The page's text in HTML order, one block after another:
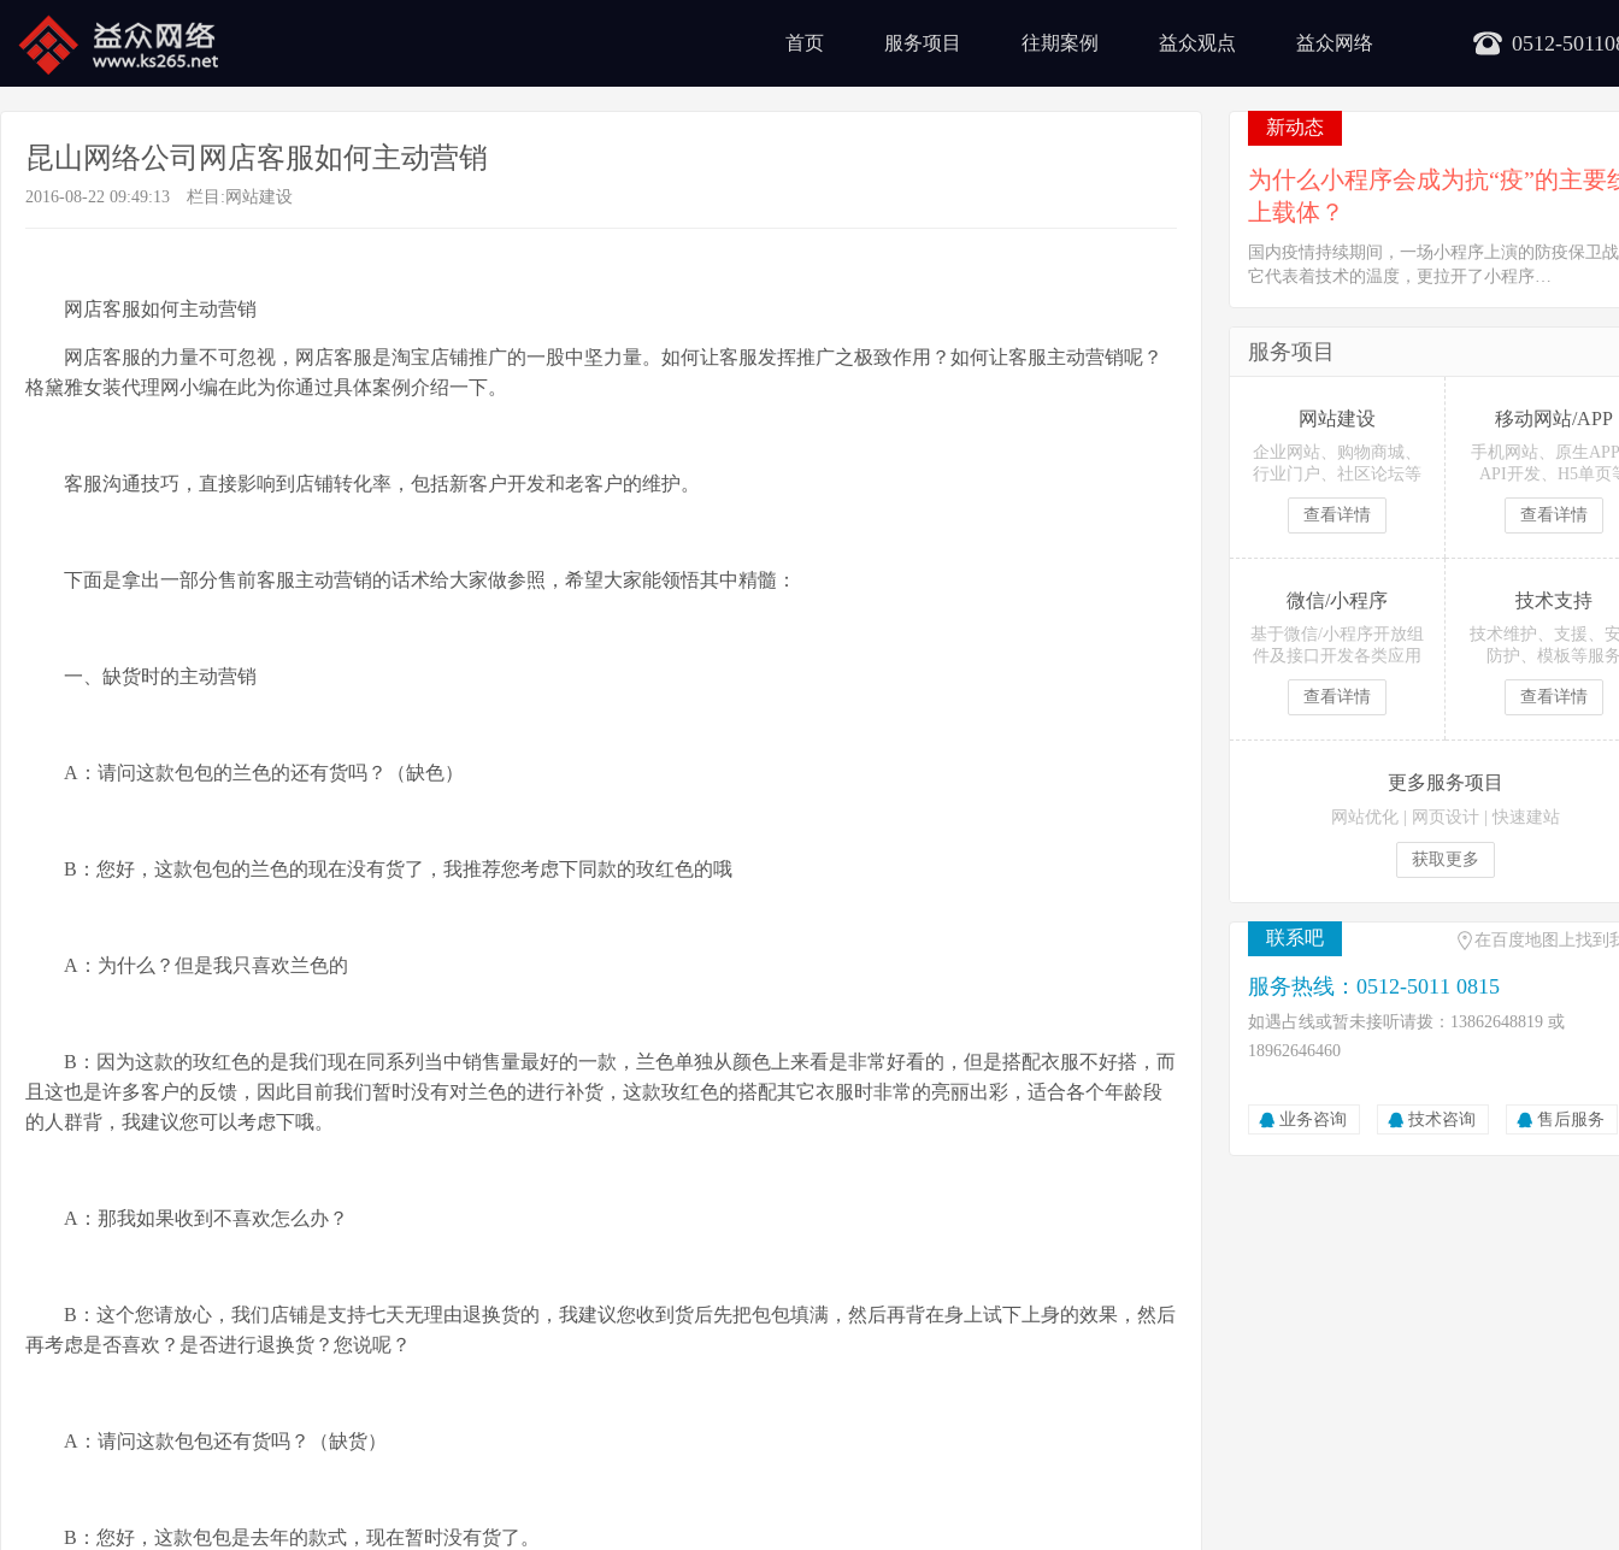
0512-
首页 服务项目 往期案例 益众观点 益众网络
昆山网络公司网店客服如何主动营销
2016-08-22 09:49:13 栏目: 网站建设
网店客服如何主动营销
网店客服的力量不可忽视，网店客服是淘宝店铺推广的一股中坚力量。如何让客服发挥推广之极致作用？如何让客服主动营销呢？
格黛雅女装代理网小编在此为你通过具体案例介绍一下。
客服沟通技巧，直接影响到店铺转化率，包括新客户开发和老客户的维护。
下面是拿出一部分售前客服主动营销的话术给大家做参照，希望大家能领悟其中精髓：
一、缺货时的主动营销
A：请问这款包包的兰色的还有货吗？（缺色）
B：您好，这款包包的兰色的现在没有货了，我推荐您考虑下同款的玫红色的哦
A：为什么？但是我只喜欢兰色的
B：因为这款的玫红色的是我们现在同系列当中销售量最好的一款，兰色单独从颜色上来看是非常好看的，但是搭配衣服不好搭，而
且这也是许多客户的反馈，因此目前我们暂时没有对兰色的进行补货，这款玫红色的搭配其它衣服时非常的亮丽出彩，适合各个年龄段
的人群背，我建议您可以考虑下哦。
A：那我如果收到不喜欢怎么办？
B：这个您请放心，我们店铺是支持七天无理由退换货的，我建议您收到货后先把包包填满，然后再背在身上试下上身的效果，然后
再考虑是否喜欢？是否进行退换货？您说呢？
A：请问这款包包还有货吗？（缺货）
B：您好，这款包包是去年的款式，现在暂时没有货了。
新动态
为什么小程序会成为抗“疫”的主要
上载体？
国内疫情持续期间，一场小程序上演的防疫保卫
它代表着技术的温度，更拉开了小程序…
服务项目
网站建设
企业网站、购物商城、
行业门户、社区论坛等
查看详情
移动网站/APP
手机网站、原生
API开发、H5单页
查看详情
微信/小程序
基于微信/小程序开放组
件及接口开发各类应用
查看详情
技术支持
技术维护、支援、
防护、模板等服
查看详情
更多服务项目
网站优化 网页设计 快速建站
获取更多
联系吧 在百度地图上找到
服务热线：0512-5011 0815
如遇占线或暂未接听请拨：13862648819 或
18962646460
业务咨询 技术咨询 售后服务